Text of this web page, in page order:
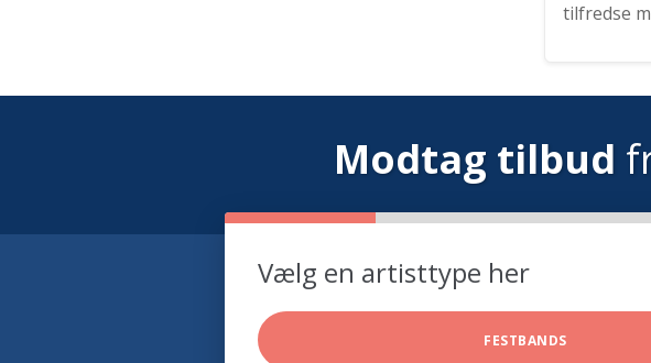
tilfredse
Modtag tilbud
Vælg en artisttype her
FESTBANDS